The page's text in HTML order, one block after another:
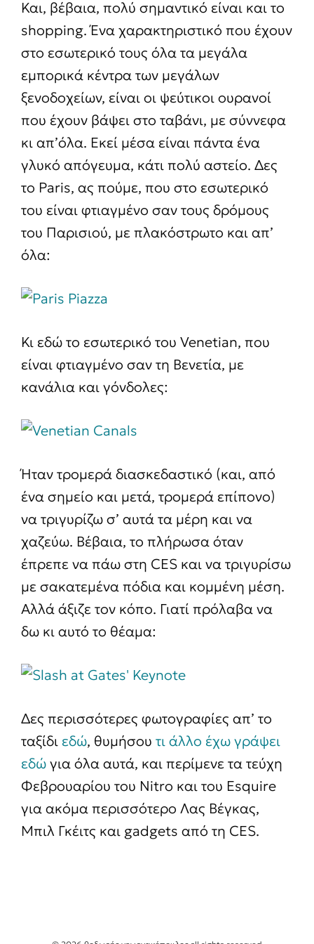
Και, βέβαια, πολύ σημαντικό είναι και το
shopping. Ένα χαρακτηριστικό που έχουν
στο εσωτερικό τους όλα τα μεγάλα
εμπορικά κέντρα των μεγάλων
ξενοδοχείων, είναι οι ψεύτικοι ουρανοί
που έχουν βάψει στο ταβάνι, με σύννεφα
κι απ’όλα. Εκεί μέσα είναι πάντα ένα
γλυκό απόγευμα, κάτι πολύ αστείο. Δες
το Paris, ας πούμε, που στο εσωτερικό
του είναι φτιαγμένο σαν τους δρόμους
του Παρισιού, με πλακόστρωτο και απ’
όλα:
Κι εδώ το εσωτερικό του Venetian, που
είναι φτιαγμένο σαν τη Βενετία, με
κανάλια και γόνδολες:
Ήταν τρομερά διασκεδαστικό (και, από
ένα σημείο και μετά, τρομερά επίπονο)
να τριγυρίζω σ’ αυτά τα μέρη και να
χαζεύω. Βέβαια, το πλήρωσα όταν
έπρεπε να πάω στη CES και να τριγυρίσω
με σακατεμένα πόδια και κομμένη μέση.
Αλλά άξιζε τον κόπο. Γιατί πρόλαβα να
δω κι αυτό το θέαμα:
Δες περισσότερες φωτογραφίες απ’ το
ταξίδι εδώ, θυμήσου τι άλλο έχω γράψει
εδώγια όλα αυτά, και περίμενε τα τεύχη
Φεβρουαρίου του Nitro και του Esquire
για ακόμα περισσότερο Λας Βέγκας,
Μπιλ Γκέιτς και gadgets από τη CES.